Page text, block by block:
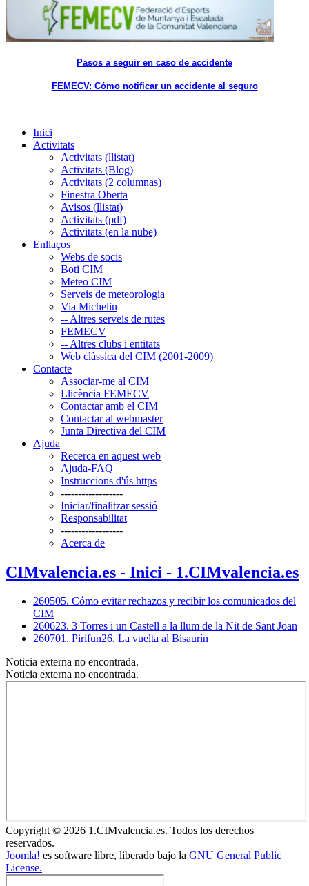
Pasos a seguir en caso de accidente
FEMECV: Cómo notificar un accidente al seguro
Inici
Activitats
Activitats (llistat)
Activitats (Blog)
Activitats (2 columnas)
Finestra Oberta
Avisos (llistat)
Activitats (pdf)
Activitats (en la nube)
Enllaços
Webs de socis
Boti CIM
Meteo CIM
Serveis de meteorologia
Via Michelin
-- Altres serveis de rutes
FEMECV
-- Altres clubs i entitats
Web clàssica del CIM (2001-2009)
Contacte
Associar-me al CIM
Llicència FEMECV
Contactar amb el CIM
Contactar al webmaster
Junta Directiva del CIM
Ajuda
Recerca en aquest web
Ajuda-FAQ
Instruccions d'ús https
------------------
Iniciar/finalitzar sessió
Responsabilitat
------------------
Acerca de
CIMvalencia.es - Inici - 1.CIMvalencia.es
260505. Cómo evitar rechazos y recibir los comunicados del
CIM
260623. 3 Torres i un Castell a la llum de la Nit de Sant Joan
260701. Pirifun26. La vuelta al Bisaurín
Noticia externa no encontrada.
Noticia externa no encontrada.
Copyright © 2026 1.CIMvalencia.es. Todos los derechos
reservados.
Joomla! es software libre, liberado bajo la GNU General Public
License.